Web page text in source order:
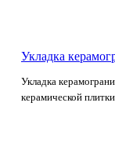
Укладка
Укладка
керамической